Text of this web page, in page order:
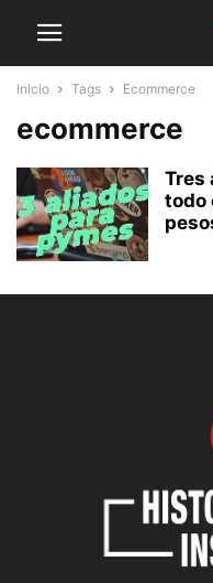
Inicio Tags Ecommerce
ecommerce
Tres
todo